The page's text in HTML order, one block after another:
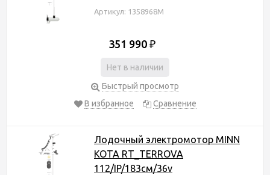
Артикул: 1358968M
351 990 ₽
Нет в наличии
Быстрый просмотр
В избранное
Сравнение
Лодочный электромотор MINN
KOTA RT_TERROVA
112/IP/183см/36v